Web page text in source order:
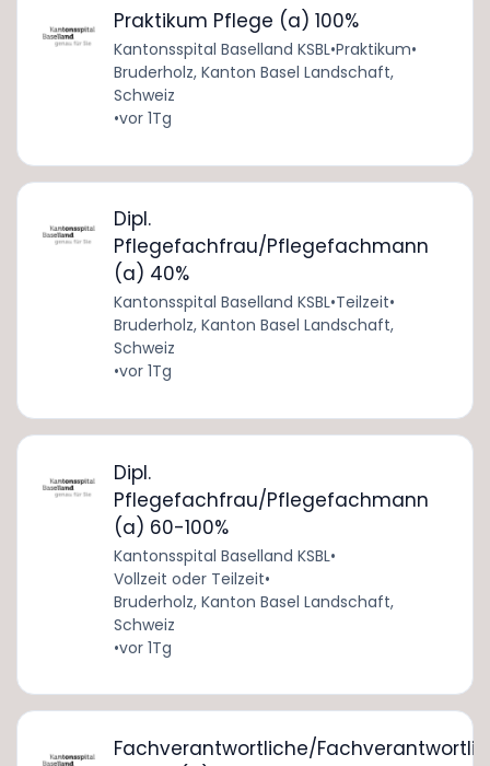
Praktikum Pflege (a) 100%
Kantonsspital Baselland KSBL•Praktikum•
Bruderholz, Kanton Basel Landschaft,
Schweiz
•vor 1Tg
Dipl.
Pflegefachfrau/Pflegefachmann
(a) 40%
Kantonsspital Baselland KSBL•Teilzeit•
Bruderholz, Kanton Basel Landschaft,
Schweiz
•vor 1Tg
Dipl.
Pflegefachfrau/Pflegefachmann
(a) 60-100%
Kantonsspital Baselland KSBL•
Vollzeit oder Teilzeit•
Bruderholz, Kanton Basel Landschaft,
Schweiz
•vor 1Tg
Fachverantwortliche/